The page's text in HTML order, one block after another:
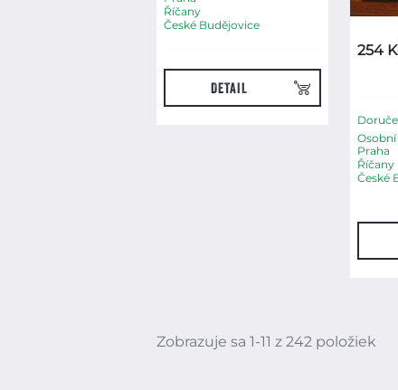
Říčany
České Budějovice
DETAIL
254
Praha
Říčany
České
Zobrazuje sa 1-11 z 242 položiek